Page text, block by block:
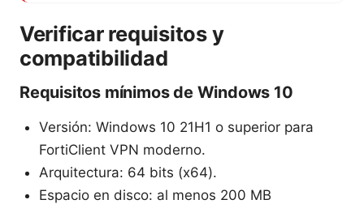
Verificar requisitos y
compatibilidad
Requisitos mínimos de Windows 10
Versión: Windows 10 21H1 o superior para
FortiClient VPN moderno.
Arquitectura: 64 bits (x64).
Espacio en disco: al menos 200 MB